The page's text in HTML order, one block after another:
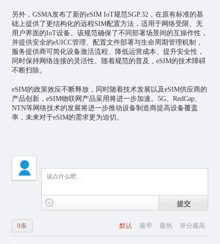
另外，GSMA发布了新的eSIM IoT规范SGP.32，在原有标准的基
础上提供了更结构化的远程SIM配置方法，适用于网络受限、无
用户界面的IoT设备。该规范确保了不同部署场景间的互操作性，
并提供安全的eUICC管理、配置文件部署与生命周期管理机制，
服务提供商可简化设备激活流程、降低运营成本、提升安全性，
同时保持网络连接的灵活性。随着规范的普及，eSIM的技术障碍
不断扫除。
eSIM的政策效应不断释放，同时随着技术发展以及eSIM供应商的
产品创新，eSIM物联网产品采用将进一步加速。5G、RedCap、
NTN等网络技术的发展将进一步推动设备制造商提高设备覆盖
率，未来对于eSIM的需求更为迫切。
提交
默认 最早 最热 评分最高
0条